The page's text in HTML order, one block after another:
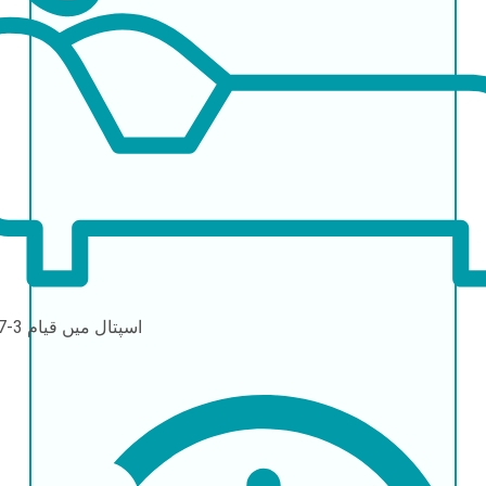
اسپتال میں قیام 3-7 دن